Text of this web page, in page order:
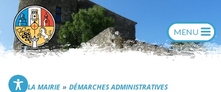
contenu
Commune de Générac
LA MAIRIE
DÉMARCHES ADMINISTRATIVES